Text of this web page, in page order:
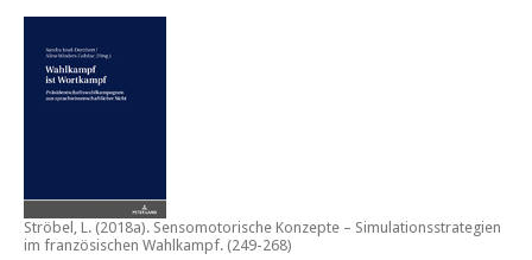
Ströbel, L. (2018a). Sensomotorische Konzepte – Simulationsstrategien
im französischen Wahlkampf. (249-268)